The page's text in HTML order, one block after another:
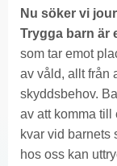
Nu söker vi
Trygga barn är
som tar emot
av våld, allt från
skyddsbehov.
av att komma till
kvar vid barnets
hos oss kan